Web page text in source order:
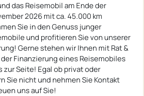
das Reisemobil am Ende der
2026 mit ca. 45.000 km
Sie in den Genuss junger
und profitieren Sie von unserer
Gerne stehen wir Ihnen mit Rat &
Finanzierung eines Reisemobiles
zur Seite! Egal ob privat oder
Sie nicht und nehmen Sie Kontakt
uns auf Sie!